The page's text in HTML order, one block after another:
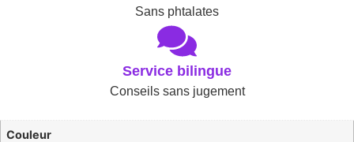
Sans phtalates
Service bilingue
Conseils sans jugement
Couleur